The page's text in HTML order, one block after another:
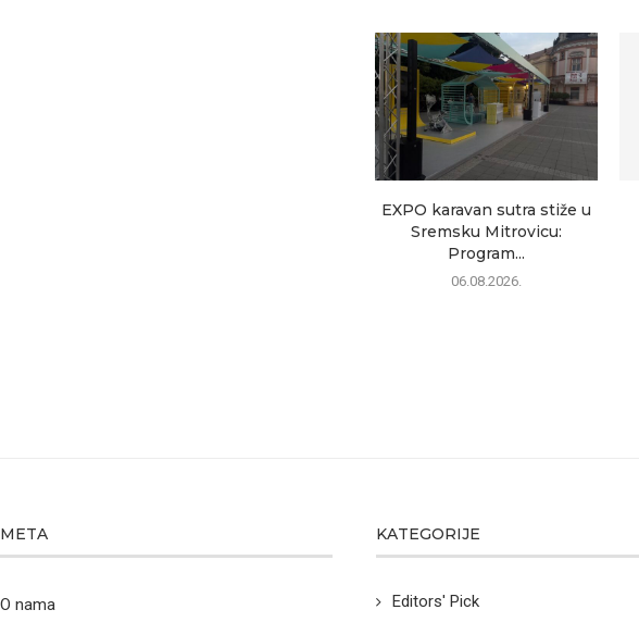
EXPO karavan sutra stiže u
Sremsku Mitrovicu:
Program...
06.08.2026.
META
O nama
KATEGORIJE
Editors' Pick